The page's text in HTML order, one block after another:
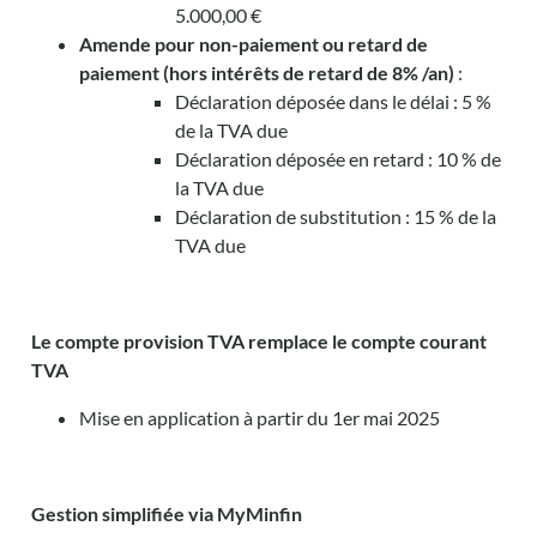
5.000,00 €
Amende pour non-paiement ou retard de
paiement (hors intérêts de retard de 8% /an) :
Déclaration déposée dans le délai : 5 %
de la TVA due
Déclaration déposée en retard : 10 % de
la TVA due
Déclaration de substitution : 15 % de la
TVA due
Le compte provision TVA remplace le compte courant
TVA
Mise en application à partir du 1er mai 2025
Gestion simplifiée via MyMinfin